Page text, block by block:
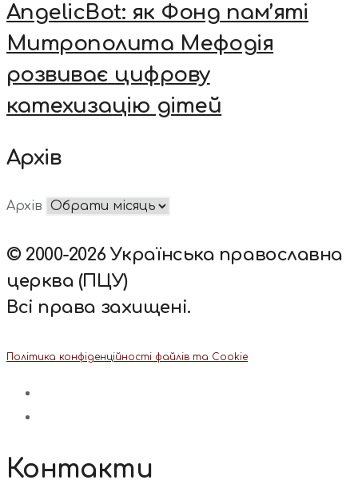
AngelicBot: як Фонд пам’яті
Митрополита Мефодія
розвиває цифрову
катехизацію дітей
Архів
Архів
© 2000-2026 Українська православна
церква (ПЦУ)
Всі права захищені.
Політика конфіденційності файлів та Cookie
Контакти